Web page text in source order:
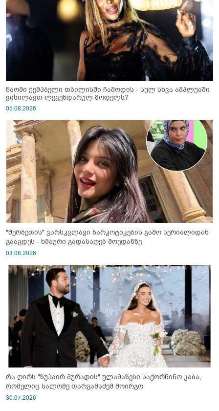
ნაომი ქემპბელი თბილისში ჩამოდის - სულ სხვა ამპლუაში
ვიხილავთ ლეგენდარულ მოდელს?
05.08.2026
"შერბეთის" ვარსკვლავი ნარკოტიკების გამო სერიალიდან
გააგდეს - ხმაური გადასაღებ მოედანზე
03.08.2026
რა ღირს "ზუჰაირ მურადის" ულამაზესი საქორწინო კაბა,
რომელიც სალომე თარგამაძემ მოირგო
30.07.2026